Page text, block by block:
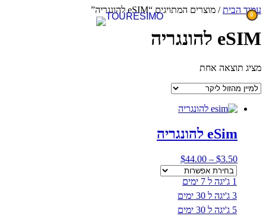
דלג
לתוכן
0
עמוד הבית/ מוצרים המתויגים “eSIM להונגריה”
eSIM להונגריה
מציג תוצאה אחת
eSim להונגריה
$3.50
–
$44.00 טווח
מחירים:
1 ג'יגה ל 7 ימים
3 ג'יגה ל 30 ימים
5 ג'יגה ל 30 ימים